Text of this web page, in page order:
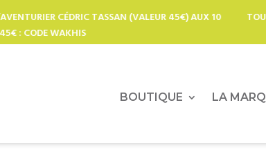
45€) AUX 10
TOUT L’UNIVERS USB-C POUR LES PRO
BOUTIQUE LA